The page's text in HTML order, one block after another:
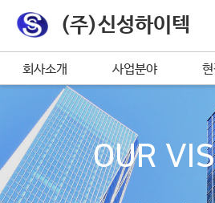
(주)신성하이텍
회사소개 사업분야
OUR